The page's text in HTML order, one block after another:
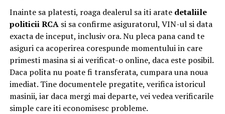
autorități centrale și locale și alți reprezentanțiProfiși
Mega Image. Startul oficial a fost dat sâmbătă, după ce
distinsul grup a încheiat un tur al micilor producători și
artizani.
Evenimentul a continuat și tradiția caravanei medicale,
oferind din nou consultații gratuite pentru comunitatea
din Săvârșin și împrejurimi, cu ajutorul unor medici
specialiști în oftalmologie, cardiologie, neurologie,
Inainte sa platesti, roaga dealerul sa iti arate detaliile
politicii RCAsi sa confirme asiguratorul, VIN-ul si data
exacta de inceput, inclusiv ora. Nu pleca pana cand te
asiguri ca acoperirea corespunde momentului in care
primesti masina si ai verificat-o online, daca este posibil.
Daca polita nu poate fi transferata, cumpara una noua
imediat. Tine documentele pregatite, verifica istoricul
masinii, iar daca mergi mai departe, vei vedea verificarile
simple care iti economisesc probleme.